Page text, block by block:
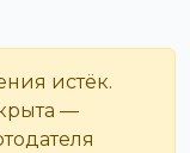
истёк.
—